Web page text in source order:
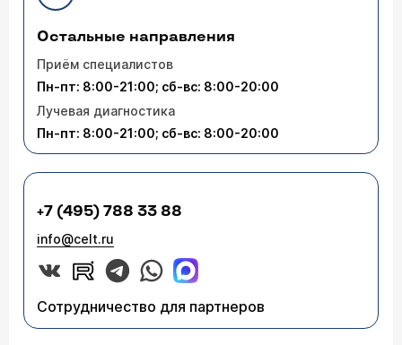
Остальные направления
Приём специалистов
Пн-пт: 8:00-21:00; сб-вс: 8:00-20:00
Лучевая диагностика
Пн-пт: 8:00-21:00; сб-вс: 8:00-20:00
+7 (495) 788 33 88
info@celt.ru
Сотрудничество для партнеров